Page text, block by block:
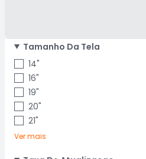
Tamanho Da Tela
14"
16"
19"
20"
21"
Ver mais